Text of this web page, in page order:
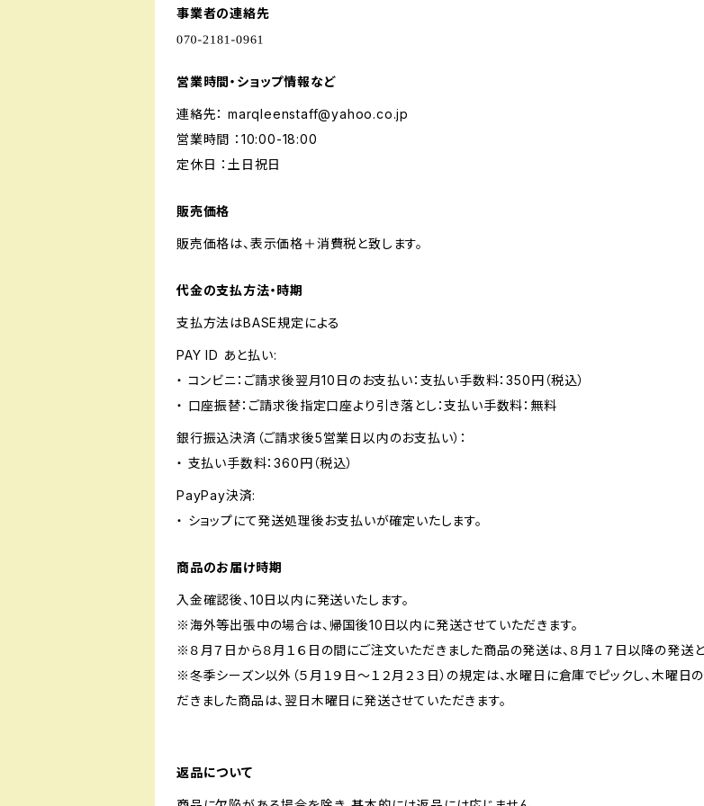
事業者の連絡先
営業時間・ショップ情報など
連絡先： marqleenstaff@yahoo.co.jp
営業時間 ：10:00-18:00
定休日 ：土日祝日
販売価格
販売価格は、表示価格＋消費税と致します。
代金の支払方法・時期
支払方法はBASE規定による
PAY ID あと払い:
・ コンビニ：ご請求後翌月10日のお支払い：支払い手数料：350円（税込）
・ 口座振替：ご請求後指定口座より引き落とし：支払い手数料：無料
銀行振込決済（ご請求後5営業日以内のお支払い）：
・ 支払い手数料：360円（税込）
PayPay決済:
・ ショップにて発送処理後お支払いが確定いたします。
商品のお届け時期
入金確認後、10日以内に発送いたします。
※海外等出張中の場合は、帰国後10日以内に発送させていただきます。
※８月７日から８月１６日の間にご注文いただきました商品の発送は、８月１７日以降の発送と
※冬季シーズン以外（５月１９日〜１２月２３日）の規定は、水曜日に倉庫でピックし、木曜
だきました商品は、翌日木曜日に発送させていただきます。
返品について